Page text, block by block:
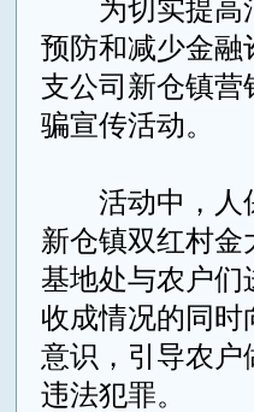
为切实提高
预防和减少金融
支公司新仓镇
骗宣传活动。
活动中，人
新仓镇双红村
基地处与农户
收成情况的同
意识，引导农户
违法犯罪。